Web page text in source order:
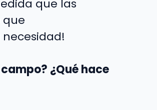
que las
que
¿Qué hace